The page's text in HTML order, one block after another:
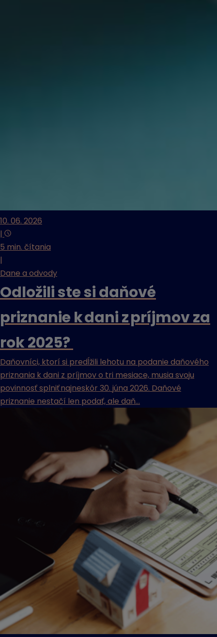
10. 06. 2026
|
5 min. čítania
|
Dane a odvody
Odložili ste si daňové
priznanie k dani z príjmov za
rok 2025?
Daňovníci, ktorí si predĺžili lehotu na podanie daňového
priznania k dani z príjmov o tri mesiace, musia svoju
povinnosť splniť najneskôr 30. júna 2026. Daňové
priznanie nestačí len podať, ale daň...